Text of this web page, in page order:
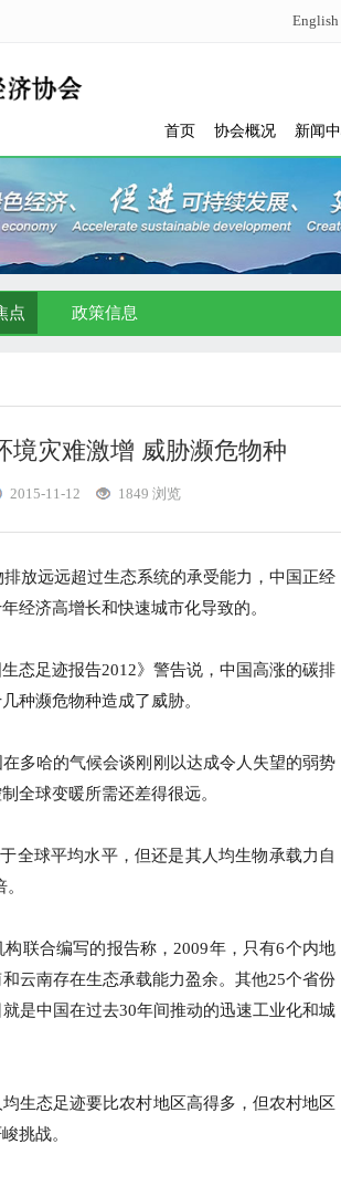
English
首页 协会概况 新闻
点 政策信息
境灾难激增 威胁濒危物种
2015-11-12 1849 浏览
放远远超过生态系统的承受能力，中国正经
经济高增长和快速城市化导致的。
足迹报告2012》警告说，中国高涨的碳排
种濒危物种造成了威胁。
哈的气候会谈刚刚以达成令人失望的弱势
全球变暖所需还差得很远。
球平均水平，但还是其人均生物承载力自
合编写的报告称，2009年，只有6个内地
云南存在生态承载能力盈余。其他25个省份
是中国在过去30年间推动的迅速工业化和城
态足迹要比农村地区高得多，但农村地区
挑战。